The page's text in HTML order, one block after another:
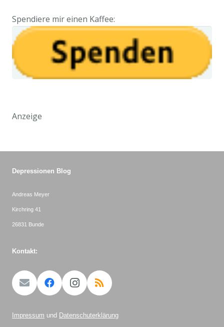
Spendiere mir einen Kaffee:
Anzeige
Depressionen Blog
Andreas Meyer
Kirchring 41
26831 Bunde
Kontakt:
Impressum und Datenschuterklärung